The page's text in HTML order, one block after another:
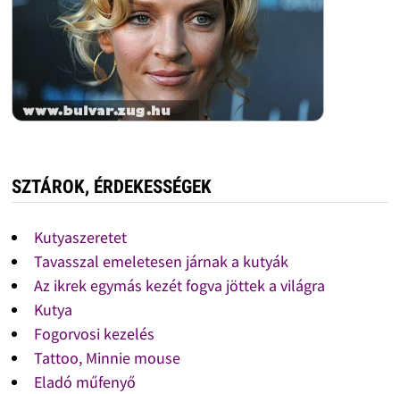
SZTÁROK, ÉRDEKESSÉGEK
Kutyaszeretet
Tavasszal emeletesen járnak a kutyák
Az ikrek egymás kezét fogva jöttek a világra
Kutya
Fogorvosi kezelés
Tattoo, Minnie mouse
Eladó műfenyő